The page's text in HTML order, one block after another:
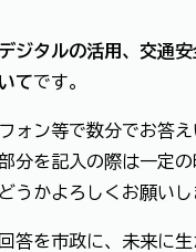
デジタルの活用、交通
てです。
ォン等で数分でお答え
分を記入の際は一定の
うかよろしくお願いし
答を市政に、未来に生